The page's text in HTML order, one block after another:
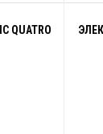
QUATRO